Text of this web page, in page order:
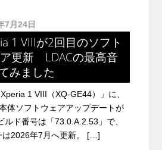
7月24日
1 VIIIが2回目のソフト
更新 LDACの最高音
みました
1 VIII（XQ-GE44）」に、
体ソフトウェアアップデートが
ルド番号は「73.0.A.2.53」で、
は2026年7月へ更新。 […]